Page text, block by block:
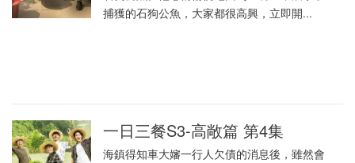
捕獲的石狗公魚，大家都很高興，立即開...
一日三餐S3-高敞篇 第4集
海鎮得知車大嬸一行人欠債的消息後，雖然會